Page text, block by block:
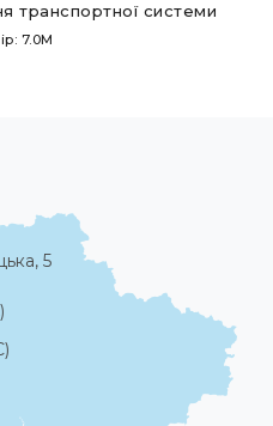
транспортної системи
7.0M
5